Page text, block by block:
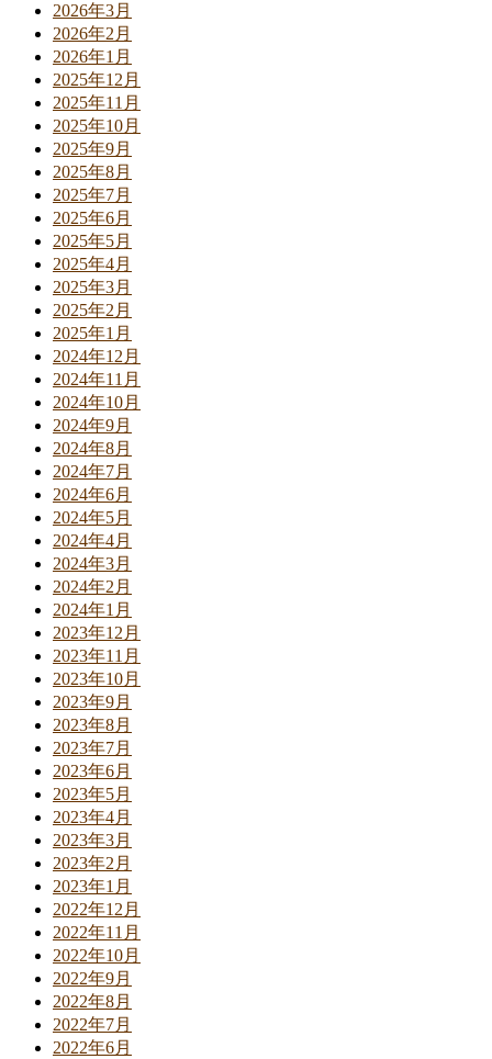
2026年3月
2026年2月
2026年1月
2025年12月
2025年11月
2025年10月
2025年9月
2025年8月
2025年7月
2025年6月
2025年5月
2025年4月
2025年3月
2025年2月
2025年1月
2024年12月
2024年11月
2024年10月
2024年9月
2024年8月
2024年7月
2024年6月
2024年5月
2024年4月
2024年3月
2024年2月
2024年1月
2023年12月
2023年11月
2023年10月
2023年9月
2023年8月
2023年7月
2023年6月
2023年5月
2023年4月
2023年3月
2023年2月
2023年1月
2022年12月
2022年11月
2022年10月
2022年9月
2022年8月
2022年7月
2022年6月